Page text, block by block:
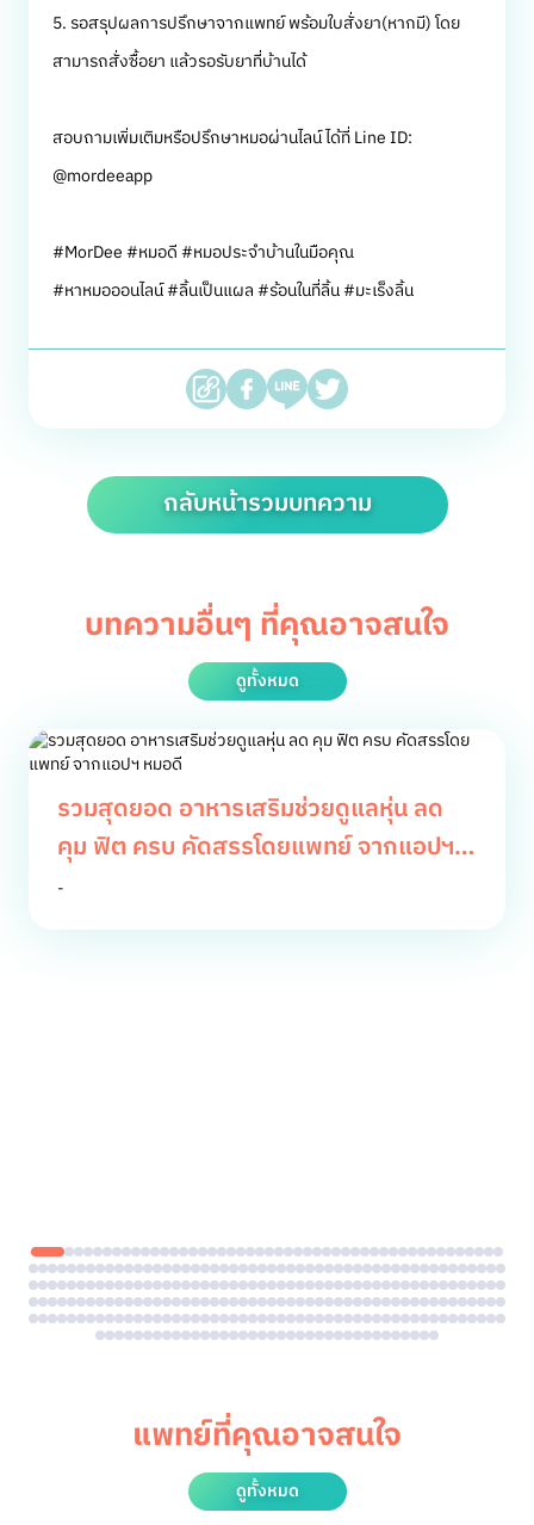
5. รอสรุปผลการปรึกษาจากแพทย์ พร้อมใบสั่งยา(หากมี) โดย
สามารถสั่งซื้อยา แล้วรอรับยาที่บ้านได้
สอบถามเพิ่มเติมหรือปรึกษาหมอผ่านไลน์ ได้ที่ Line ID:
@mordeeapp
#MorDee #หมอดี #หมอประจำบ้านในมือคุณ
#หาหมอออนไลน์ #ลิ้นเป็นแผล #ร้อนในที่ลิ้น #มะเร็งลิ้น
กลับหน้ารวมบทความ
บทความอื่นๆ ที่คุณอาจสนใจ
ดูทั้งหมด
รวมสุดยอด อาหารเสริมช่วยดูแลหุ่น ลด
คุม ฟิต ครบ คัดสรรโดยแพทย์ จากแอปฯ
หมอดี
-
แพทย์ที่คุณอาจสนใจ
ดูทั้งหมด